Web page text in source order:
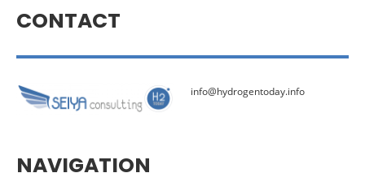
CONTACT
info@hydrogentoday.info
NAVIGATION